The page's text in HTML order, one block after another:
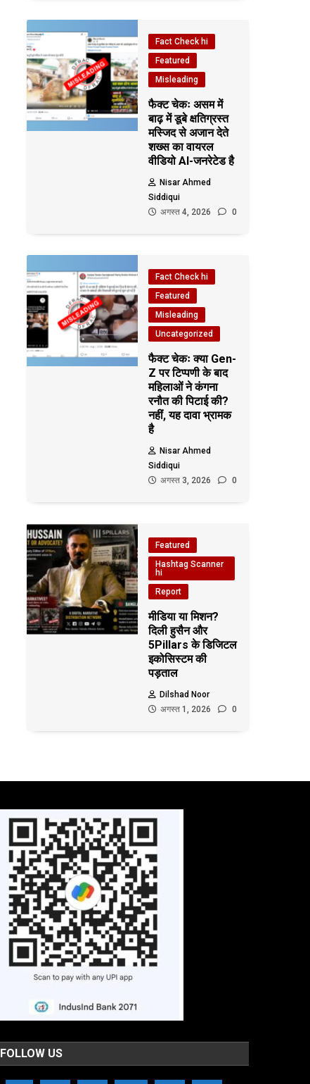
Fact Check hi
Featured
Misleading
फैक्ट चेकः असम में
बाढ़ में डूबे क्षतिग्रस्त
मस्जिद से अजान देते
शख्स का वायरल
वीडियो AI-जनरेटेड है
Nisar Ahmed
Siddiqui
अगस्त 4, 2026
0
Fact Check hi
Featured
Misleading
Uncategorized
फैक्ट चेकः क्या Gen-
Z पर टिप्पणी के बाद
महिलाओं ने कंगना
रनौत की पिटाई की?
नहीं, यह दावा भ्रामक
है
Nisar Ahmed
Siddiqui
अगस्त 3, 2026
0
Featured
Hashtag Scanner
hi
Report
मीडिया या मिशन?
दिली हुसैन और
5Pillars के डिजिटल
इकोसिस्टम की
पड़ताल
Dilshad Noor
अगस्त 1, 2026
0
FOLLOW US